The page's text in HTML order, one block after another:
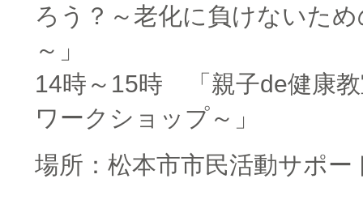
ろう？～老化に負けないた
～」
14時～15時 「親子de健康
ワークショップ～」
場所：松本市市民活動サポー